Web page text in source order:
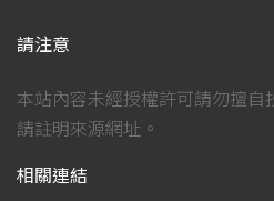
請注意
本站內容未經授權許可請勿擅自
請註明來源網址。
相關連結